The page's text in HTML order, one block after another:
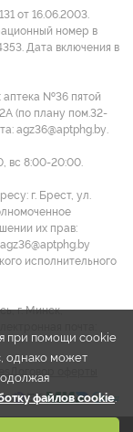
от 16.06.2003.
номер в
Дата включения в
аптека №36 пятой
(по плану пом.32-
agz36@aptphg.by.
вс 8:00-20:00.
г. Брест, ул.
их прав:
исполнительного
г. Минск,
при помощи cookie
однако может
файлов cookie.